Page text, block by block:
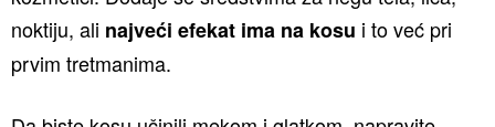
noktiju, ali najveći efekat ima na kosu i to već pri
prvim tretmanima.